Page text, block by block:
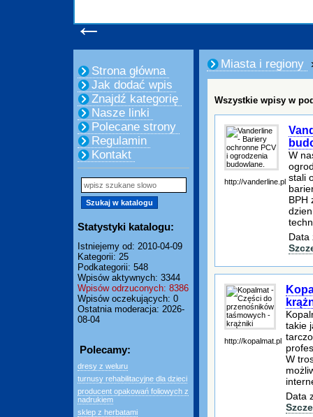
←
Strona główna
Jak dodać wpis
Znajdź kategorię
Nasze linki
Polecane strony
Regulamin
Kontakt
Statystyki katalogu:
Istniejemy od: 2010-04-09
Kategorii: 25
Podkategorii: 548
Wpisów aktywnych: 3344
Wpisów odrzuconych: 8386
Wpisów oczekujących: 0
Ostatnia moderacja: 2026-
08-04
Polecamy:
dresy z weluru
turnusy rehabilitacyjne dla dzieci
producent opakowań foliowych z
nadrukiem
sklep z herbatami
Miasta i regiony
Wszystkie wpisy w
http://vanderline.pl
W
stali
BPH
Data
http://kopalmat.pl
takie
W
Data